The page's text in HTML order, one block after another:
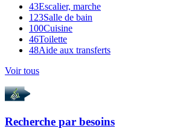
43Escalier, marche
123Salle de bain
100Cuisine
46Toilette
48Aide aux transferts
Voir tous
Recherche par besoins